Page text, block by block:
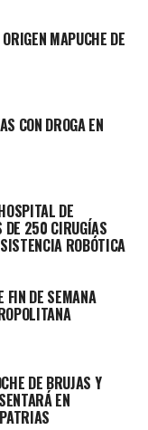
MAPUCHE DE
CON DROGA EN
DE
DE 250 CIRUGÍAS
ROBÓTICA
FIN DE SEMANA
DE BRUJAS Y
EN